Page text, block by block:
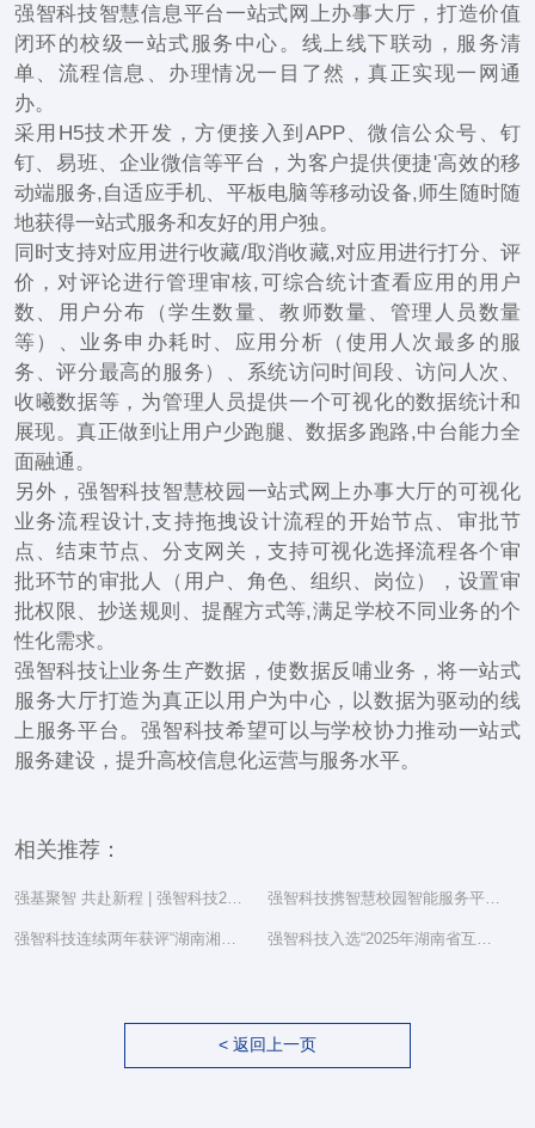
强智科技智慧信息平台一站式网上办事大厅，打造价值
闭环的校级一站式服务中心。线上线下联动，服务清
单、流程信息、办理情况一目了然，真正实现一网通
办。
采用H5技术开发，方便接入到APP、微信公众号、钉
钉、易班、企业微信等平台，为客户提供便捷'高效的移
动端服务,自适应手机、平板电脑等移动设备,师生随时随
地获得一站式服务和友好的用户独。
同时支持对应用进行收藏/取消收藏,对应用进行打分、评
价，对评论进行管理审核,可综合统计査看应用的用户
数、用户分布（学生数量、教师数量、管理人员数量
等）、业务申办耗时、应用分析（使用人次最多的服
务、评分最高的服务）、系统访问时间段、访问人次、
收曦数据等，为管理人员提供一个可视化的数据统计和
展现。真正做到让用户少跑腿、数据多跑路,中台能力全
面融通。
另外，强智科技智慧校园一站式网上办事大厅的可视化
业务流程设计,支持拖拽设计流程的开始节点、审批节
点、结束节点、分支网关，支持可视化选择流程各个审
批环节的审批人（用户、角色、组织、岗位），设置审
批权限、抄送规则、提醒方式等,满足学校不同业务的个
性化需求。
强智科技让业务生产数据，使数据反哺业务，将一站式
服务大厅打造为真正以用户为中心，以数据为驱动的线
上服务平台。强智科技希望可以与学校协力推动一站式
服务建设，提升高校信息化运营与服务水平。
相关推荐：
强基聚智 共赴新程 | 强智科技2025年度总结表彰大会隆重举行
< 返回上一页